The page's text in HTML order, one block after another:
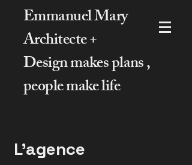
Emmanuel Mary
Architecte +
Design makes plans ,
people make life
L'agence